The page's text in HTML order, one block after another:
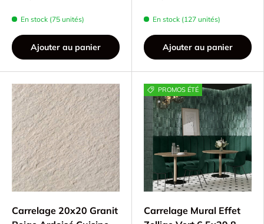
En stock (75 unités)
Ajouter au panier
En stock (127 unités)
Ajouter au panier
Carrelage 20x20 Granit
PROMOS ÉTÉ
Carrelage Mural Effet